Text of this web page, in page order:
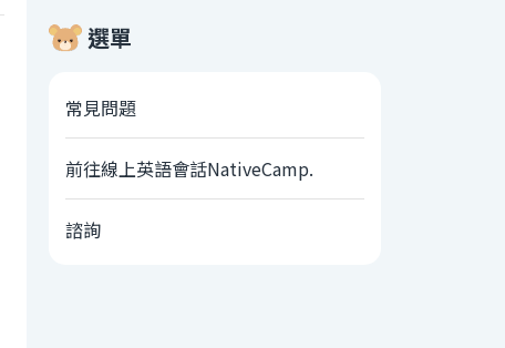
選單
常見問題
前往線上英語會話NativeCamp.
諮詢